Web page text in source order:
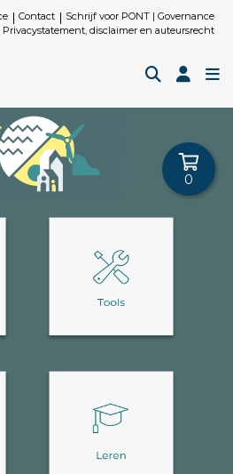
Contact
Schrijf voor PONT | Governance
Privacystatement, disclaimer en auteursrecht
0